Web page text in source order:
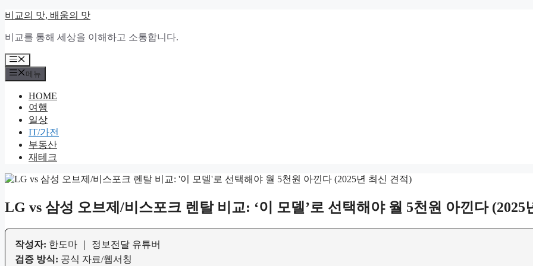
컨
츠
로
건
너
비교의 맛, 배움의 맛
비교를 통해 세상을 이해하고 소통합니다.
메
뉴
메뉴
HOME
여행
일상
IT/가전
부동산
재테크
LG vs 삼성 오브제/비스포크 렌탈 비교: ‘이 모델’로 선택해야 월 5천원 아낀다 (2025
작성자: 한도마 ｜ 정보전달 유튜버
검증 방식: 공식 자료/웹서칭